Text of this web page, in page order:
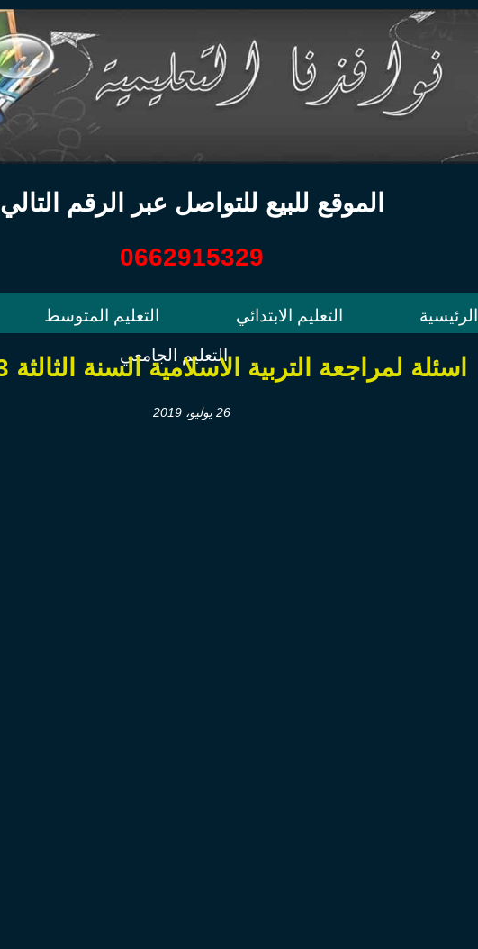
الموقع للبيع للتواصل عبر الرقم التالي
0662915329
الرئيسية التعليم الابتدائي التعليم المتوسط
التعليم الجامعي
اسئلة لمراجعة التربية الاسلامية السنة الثالثة 3 ابتدائي
26 يوليو، 2019